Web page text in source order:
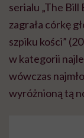
serialu „The
zagrała córkę
szpiku kości”
w kategorii
wówczas
wyróżnioną tą